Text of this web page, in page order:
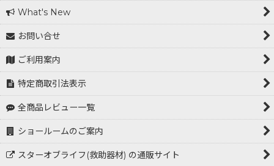
What's New
お問い合せ
ご利用案内
特定商取引法表示
全商品レビュー一覧
ショールームのご案内
スターオブライフ(救助器材) の通販サイト